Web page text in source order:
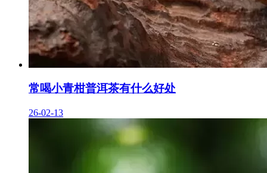
常喝小青柑普洱茶有什么好处
26-02-13